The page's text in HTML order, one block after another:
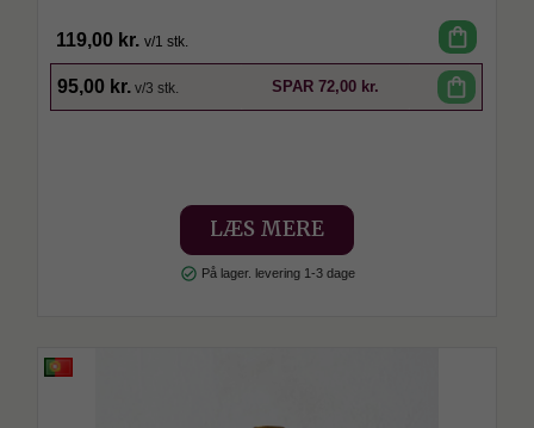
119,00 kr. v/1 stk. shopping_bag
95,00 kr. v/3 stk. SPAR 72,00 kr. shopping_bag
LÆS MERE
check_circle På lager. levering 1-3 dage